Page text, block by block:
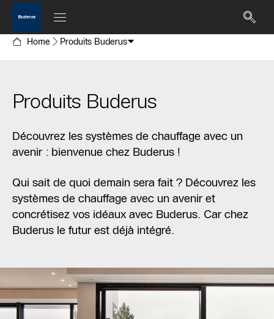
Home Produits Buderus
Produits Buderus
Découvrez les systèmes de chauffage avec un
avenir : bienvenue chez Buderus !
Qui sait de quoi demain sera fait ? Découvrez les
systèmes de chauffage avec un avenir et
concrétisez vos idéaux avec Buderus. Car chez
Buderus le futur est déjà intégré.